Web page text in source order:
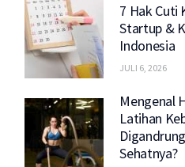
7 Hak Cuti
Startup &
Indonesia
JULI 6, 2026
Mengenal
Latihan
Sehatnya?